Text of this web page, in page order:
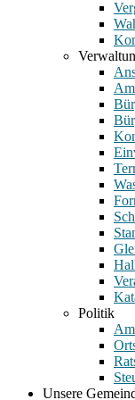
Politik
Unsere